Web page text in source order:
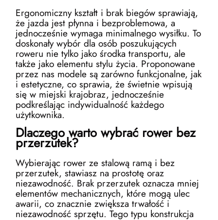
Ergonomiczny kształt i brak biegów sprawiają,
że jazda jest płynna i bezproblemowa, a
jednocześnie wymaga minimalnego wysiłku. To
doskonały wybór dla osób poszukujących
roweru nie tylko jako środka transportu, ale
także jako elementu stylu życia. Proponowane
przez nas modele są zarówno funkcjonalne, jak
i estetyczne, co sprawia, że świetnie wpisują
się w miejski krajobraz, jednocześnie
podkreślając indywidualność każdego
użytkownika.
Dlaczego warto wybrać rower bez
przerzutek?
Wybierając rower ze stalową ramą i bez
przerzutek, stawiasz na prostotę oraz
niezawodność. Brak przerzutek oznacza mniej
elementów mechanicznych, które mogą ulec
awarii, co znacznie zwiększa trwałość i
niezawodność sprzętu. Tego typu konstrukcja